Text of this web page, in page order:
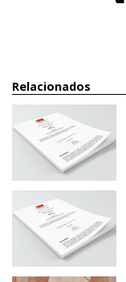
Relacionados